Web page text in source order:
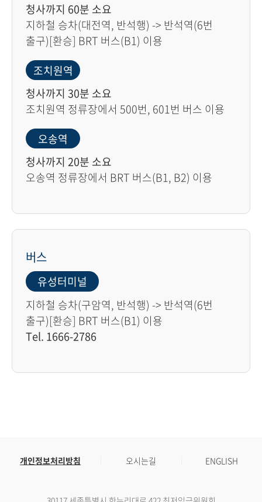
청사까지 60분 소요
지하철 승차(대전역, 반석행) -> 반석역(6번
출구)[환승] BRT 버스(B1) 이용
조치원역
청사까지 30분 소요
조치원역 정류장에서 500번, 601번 버스 이용
오송역
청사까지 20분 소요
오송역 정류장에서 BRT 버스(B1, B2) 이용
버스
유성터미널
지하철 승차(구암역, 반석행) -> 반석역(6번
출구)[환승] BRT 버스(B1) 이용
Tel. 1666-2786
개인정보처리방침 오시는길 ENGLISH